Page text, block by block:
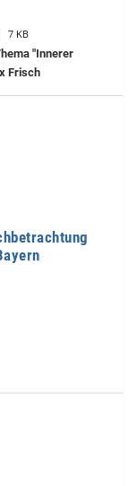
7 KB
"Innerer
Frisch